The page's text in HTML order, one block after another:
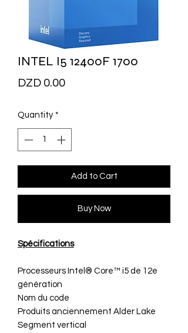
INTEL I5 12400F 1700
DZD 0.00Price
Quantity *
Add to Cart
Buy Now
Spécifications
Processeurs Intel® Core™ i5 de 12e
génération
Nom du code
Produits anciennement Alder Lake
Segment vertical